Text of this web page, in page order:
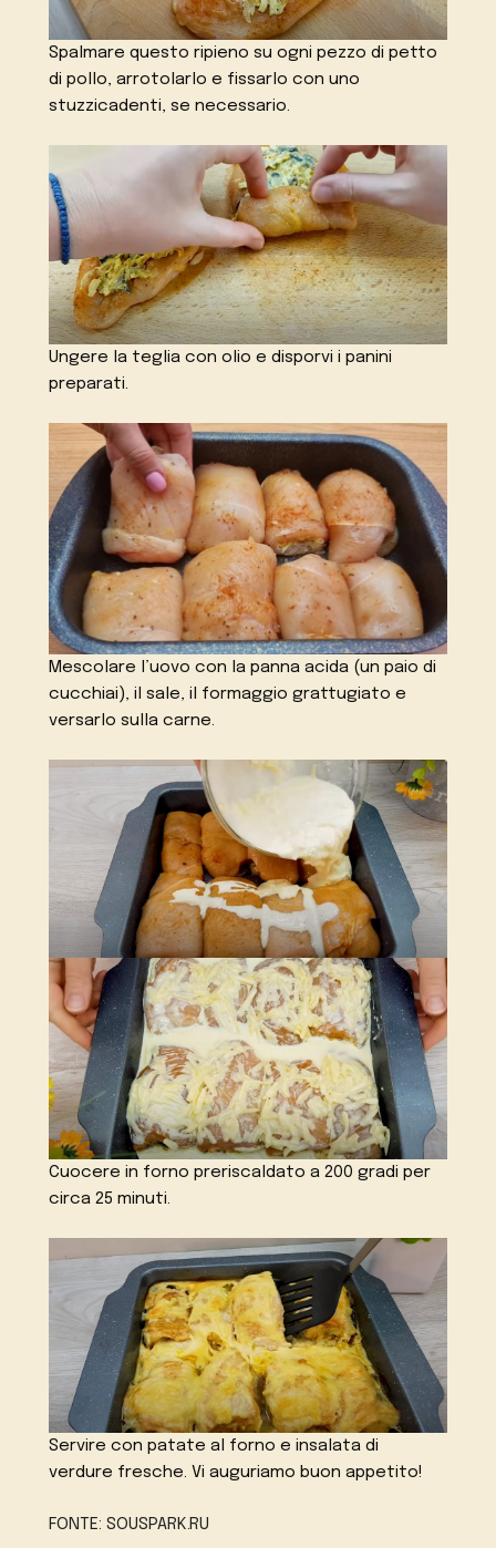
Spalmare questo ripieno su ogni pezzo di petto
di pollo, arrotolarlo e fissarlo con uno
stuzzicadenti, se necessario.
Ungere la teglia con olio e disporvi i panini
preparati.
Mescolare l’uovo con la panna acida (un paio di
cucchiai), il sale, il formaggio grattugiato e
versarlo sulla carne.
Cuocere in forno preriscaldato a 200 gradi per
circa 25 minuti.
Servire con patate al forno e insalata di
verdure fresche. Vi auguriamo buon appetito!
FONTE: SOUSPARK.RU